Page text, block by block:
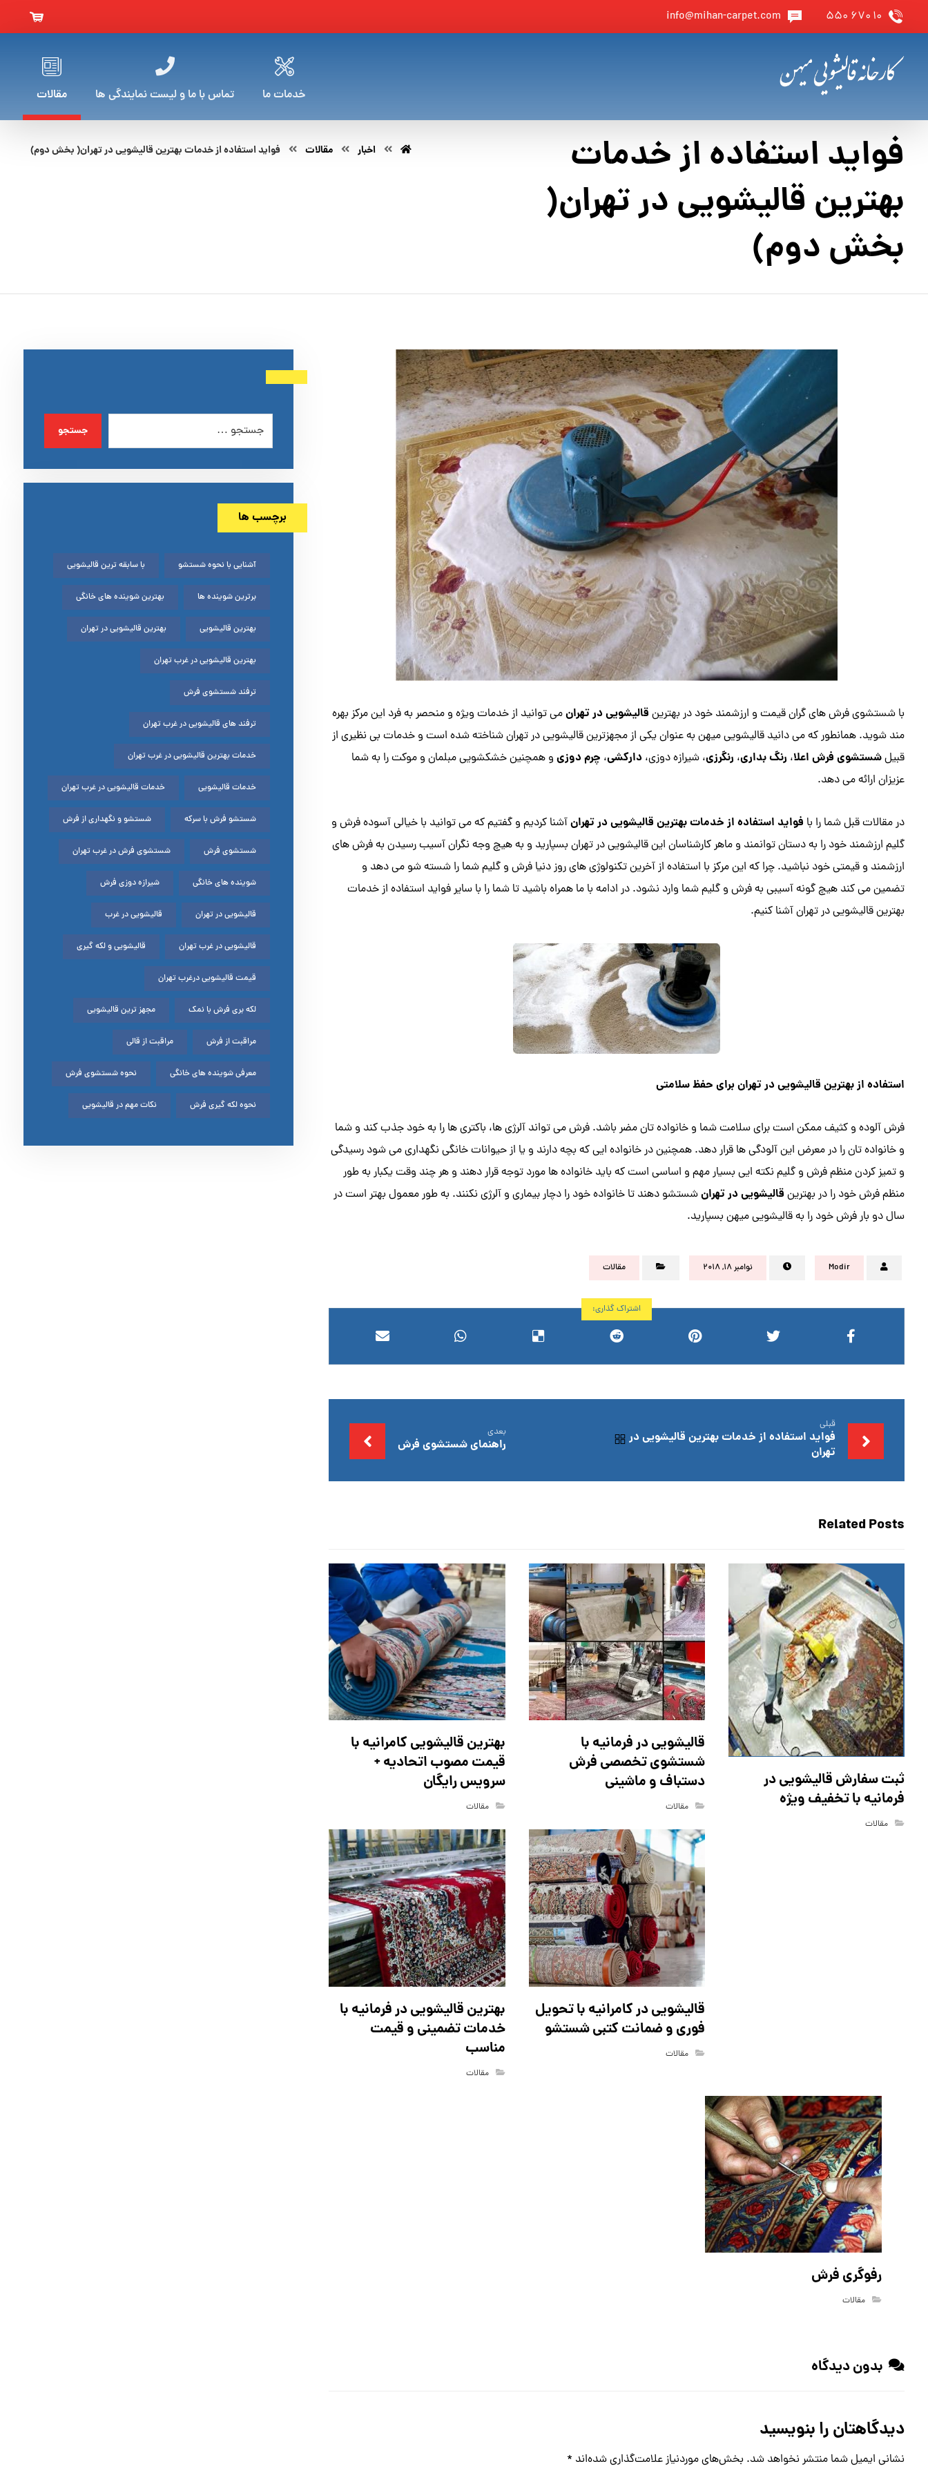
۱۰ ۶۷۰ ۵۵۰ info@mihan-carpet.com
خدمات ما تماس با ما و لیست نمایندگی ها مقالات
فواید استفاده از خدمات
بهترین قالیشویی در تهران(
بخش دوم)
اخبار مقالات فواید استفاده از خدمات بهترین قالیشویی در تهران( بخش دوم)
با شستشوی فرش های گران قیمت و ارزشمند خود در بهترین قالیشویی در تهرانمی توانید از خدمات ویژه و منحصر به فرد این مرکز بهره
مند شوید. همانطور که می دانید قالیشویی میهن به عنوان یکی از مجهزترین قالیشویی در تهران شناخته شده است و خدمات بی نظیری از
قبیلشستشوی فرش اعلا، رنگ بداری، رنگرزی، شیرازه دوزی، دارکشی، چرم دوزیو همچنین خشکشویی مبلمان و موکت را به شما
عزیزان ارائه می دهد.
در مقالات قبل شما را با فواید استفاده از خدمات بهترین قالیشویی در تهرانآشنا کردیم و گفتیم که می توانید با خیالی آسوده فرش و
گلیم ارزشمند خود را به دستان توانمند و ماهر کارشناسان این قالیشویی در تهران بسپارید و به هیچ وجه نگران آسیب رسیدن به فرش های
ارزشمند و قیمتی خود نباشید. چرا که این مرکز با استفاده از آخرین تکنولوژی های روز دنیا فرش و گلیم شما را شسته شو می دهد و
تضمین می کند هیچ گونه آسیبی به فرش و گلیم شما وارد نشود. در ادامه با ما همراه باشید تا شما را با سایر فواید استفاده از خدمات
بهترین قالیشویی در تهران آشنا کنیم.
استفاده از بهترین قالیشویی در تهران برای حفظ سلامتی
فرش آلوده و کثیف ممکن است برای سلامت شما و خانواده تان مضر باشد. فرش می تواند آلرژی ها، باکتری ها را به خود جذب کند و شما
و خانواده تان را در معرض این آلودگی ها قرار دهد. همچنین در خانواده ایی که بچه دارند و یا از حیوانات خانگی نگهداری می شود رسیدگی
و تمیز کردن منظم فرش و گلیم نکته ایی بسیار مهم و اساسی است که باید خانواده ها مورد توجه قرار دهند و هر چند وقت یکبار به طور
منظم فرش خود را در بهترین قالیشویی در تهرانشستشو دهند تا خانواده خود را دچار بیماری و آلرژی نکنند. به طور معمول بهتر است در
سال دو بار فرش خود را به قالیشویی میهن بسپارید.
Modir نوامبر ۱۸, ۲۰۱۸ مقالات
قبلی
فواید استفاده از خدمات بهترین قالیشویی در
تهران
بعدی
راهنمای شستشوی فرش
Related Posts
ثبت سفارش قالیشویی در
فرمانیه با تخفیف ویژه
مقالات
قالیشویی در فرمانیه با
شستشوی تخصصی فرش
دستباف و ماشینی
مقالات
بهترین قالیشویی کامرانیه با
قیمت مصوب اتحادیه +
سرویس رایگان
مقالات
قالیشویی در کامرانیه با تحویل
فوری و ضمانت کتبی شستشو
مقالات
بهترین قالیشویی در فرمانیه با
خدمات تضمینی و قیمت
مناسب
مقالات
رفوگری فرش
مقالات
بدون دیدگاه
دیدگاهتان را بنویسید
نشانی ایمیل شما منتشر نخواهد شد. بخش‌های موردنیاز علامت‌گذاری شده‌اند *
جستجو
برچسب ها
آشنایی با نحوه شستشو با سابقه ترین قالیشویی
برترین شوینده ها بهترین شوینده های خانگی
بهترین قالیشویی بهترین قالیشویی در تهران
بهترین قالیشویی در غرب تهران
ترفند شستشوی فرش
ترفند های قالیشویی در غرب تهران
خدمات بهترین قالیشویی در غرب تهران
خدمات قالیشویی خدمات قالیشویی در غرب تهران
شستشو فرش با سرکه شستشو و نگهداری از فرش
شستشوی فرش شستشوی فرش در غرب تهران
شوینده های خانگی شیرازه دوزی فرش
قالیشویی در تهران قالیشویی در غرب
قالیشویی در غرب تهران قالیشویی و لکه گیری
قیمت قالیشویی درغرب تهران
لکه بری فرش با نمک مجهز ترین قالیشویی
مراقبت از فرش مراقبت از قالی
معرفی شوینده های خانگی نحوه شستشوی فرش
نحوه لکه گیری فرش نکات مهم در قالیشویی